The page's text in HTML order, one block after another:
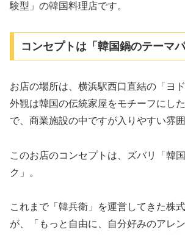
験型」の韓国料理店です。
コンセプトは「韓国鍋のテーマ
お店の場所は、横浜駅西口直結の「ヨ
外観は韓国の伝統家屋をモチーフにし
で、商業施設の中ですが入りやすい雰
このお店のコンセプトは、ズバリ「韓
ク」。
これまで「韓兵衛」を運営してきた株
が、「もっと自由に、自分好みのアレ